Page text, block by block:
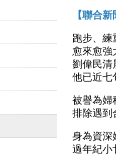
【聯合
跑步、練
愈來愈強
劉偉民清
他已近七
被譽為婦
排除遇到
身為資深
過年紀小